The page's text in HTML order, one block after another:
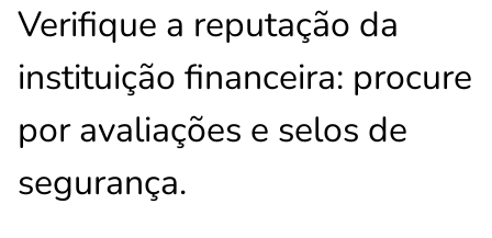
Verifique a reputação da
instituição financeira: procure
por avaliações e selos de
segurança.